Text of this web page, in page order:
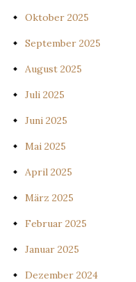
Oktober 2025
September 2025
August 2025
Juli 2025
Juni 2025
Mai 2025
April 2025
März 2025
Februar 2025
Januar 2025
Dezember 2024